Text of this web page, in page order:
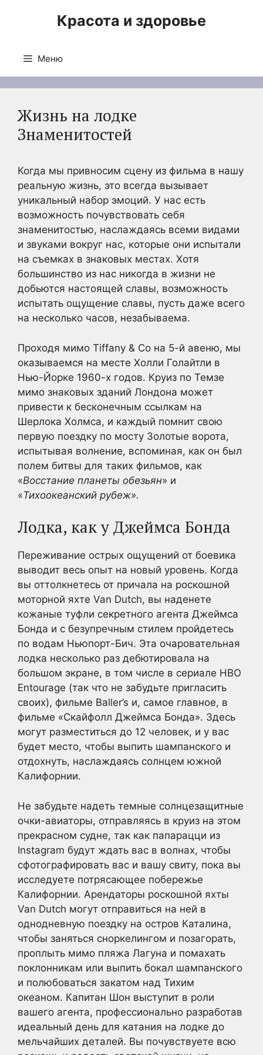
Красота и здоровье
Меню
Жизнь на лодке
Знаменитостей
Когда мы привносим сцену из фильма в нашу
реальную жизнь, это всегда вызывает
уникальный набор эмоций. У нас есть
возможность почувствовать себя
знаменитостью, наслаждаясь всеми видами
и звуками вокруг нас, которые они испытали
на съемках в знаковых местах. Хотя
большинство из нас никогда в жизни не
добьются настоящей славы, возможность
испытать ощущение славы, пусть даже всего
на несколько часов, незабываема.
Проходя мимо Tiffany & Co на 5-й авеню, мы
оказываемся на месте Холли Голайтли в
Нью-Йорке 1960-х годов. Круиз по Темзе
мимо знаковых зданий Лондона может
привести к бесконечным ссылкам на
Шерлока Холмса, и каждый помнит свою
первую поездку по мосту Золотые ворота,
испытывая волнение, вспоминая, как он был
полем битвы для таких фильмов, как
«Восстание планеты обезьян» и
«Тихоокеанский рубеж».
Лодка, как у Джеймса Бонда
Переживание острых ощущений от боевика
выводит весь опыт на новый уровень. Когда
вы оттолкнетесь от причала на роскошной
моторной яхте Van Dutch, вы наденете
кожаные туфли секретного агента Джеймса
Бонда и с безупречным стилем пройдетесь
по водам Ньюпорт-Бич. Эта очаровательная
лодка несколько раз дебютировала на
большом экране, в том числе в сериале HBO
Entourage (так что не забудьте пригласить
своих), фильме Baller’s и, самое главное, в
фильме «Скайфолл Джеймса Бонда». Здесь
могут разместиться до 12 человек, и у вас
будет место, чтобы выпить шампанского и
отдохнуть, наслаждаясь солнцем южной
Калифорнии.
Не забудьте надеть темные солнцезащитные
очки-авиаторы, отправляясь в круиз на этом
прекрасном судне, так как папарацци из
Instagram будут ждать вас в волнах, чтобы
сфотографировать вас и вашу свиту, пока вы
исследуете потрясающее побережье
Калифорнии. Арендаторы роскошной яхты
Van Dutch могут отправиться на ней в
однодневную поездку на остров Каталина,
чтобы заняться сноркелингом и позагорать,
проплыть мимо пляжа Лагуна и помахать
поклонникам или выпить бокал шампанского
и полюбоваться закатом над Тихим
океаном. Капитан Шон выступит в роли
вашего агента, профессионально разработав
идеальный день для катания на лодке до
мельчайших деталей. Вы почувствуете всю